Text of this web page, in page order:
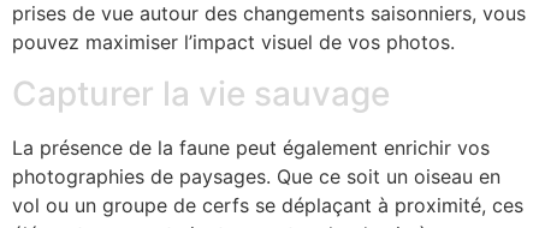
prises de vue autour des changements saisonniers, vous
pouvez maximiser l’impact visuel de vos photos.
Capturer la vie sauvage
La présence de la faune peut également enrichir vos
photographies de paysages. Que ce soit un oiseau en
vol ou un groupe de cerfs se déplaçant à proximité, ces